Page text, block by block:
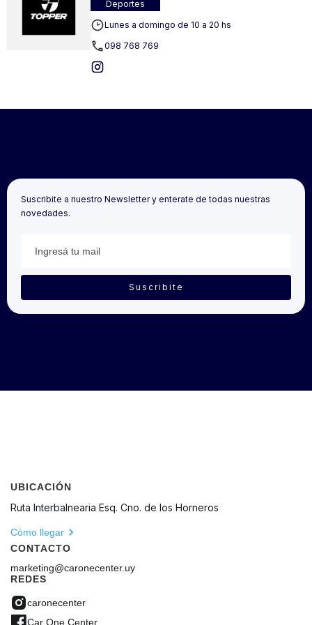
Deportes
Lunes a domingo de 10 a 20 hs
098 768 769
Suscribite a nuestro Newsletter y enterate de todas nuestras
novedades.
UBICACIÓN
Ruta Interbalnearia Esq. Cno. de los Horneros
Cómo llegar
CONTACTO
marketing@caronecenter.uy
REDES
caronecenter
Car One Center